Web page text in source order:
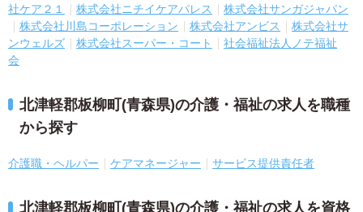
社ケア２１
株式会社ニチイケアパレス
株式会社サンガジャパン
株式会社川島コーポレーション
株式会社アンビス
株式会社サ
ンウェルズ
株式会社スーパー・コート
社会福祉法人ノテ福祉
会
北津軽郡板柳町(青森県)の介護・福祉の求人を職種
から探す
介護職・ヘルパー ケアマネージャー サービス提供責任者
北津軽郡板柳町(青森県)の介護・福祉の求人を資格